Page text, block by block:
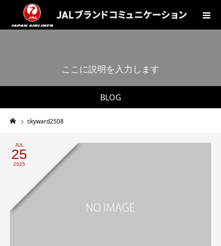
BLOG
ここに説明を入力し ます。
skyward2508
JUL
25
2025